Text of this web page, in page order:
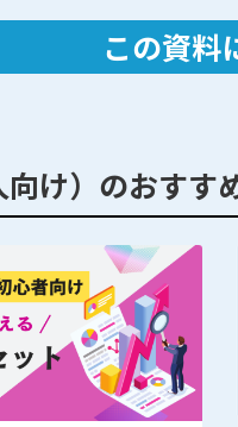
この資料
け）のおすす